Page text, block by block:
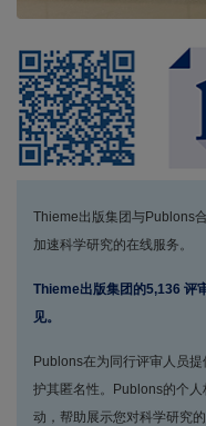
Thieme出版集团与Publons
加速科学研究的在线服务。
Thieme出版集团的5,136 评
见。
Publons在为同行评审人员
护其匿名性。Publons的个
动，帮助展示您对科学研究